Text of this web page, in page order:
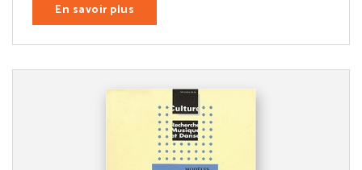
En savoir plus